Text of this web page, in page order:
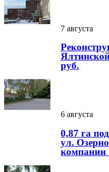
7 августа
руб.
6 августа
0,87 га
ул.
компании